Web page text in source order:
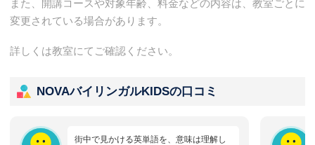
また、開講コースや対象年齢、料金などの内容は、教室ごとに
変更されている場合があります。
詳しくは教室にてご確認ください。
NOVAバイリンガルKIDSの口コミ
街中で見かける英単語を、意味は理解し